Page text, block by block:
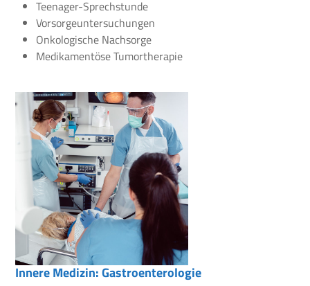
Teenager-Sprechstunde
Vorsorgeuntersuchungen
Onkologische Nachsorge
Medikamentöse Tumortherapie
Innere Medizin: Gastroenterologie